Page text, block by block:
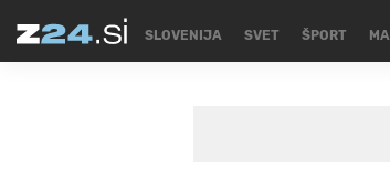
SLOVENIJA SVET ŠPORT